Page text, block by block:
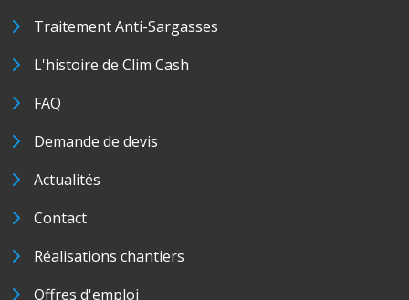
Traitement Anti-Sargasses
L'histoire de Clim Cash
FAQ
Demande de devis
Actualités
Contact
Réalisations chantiers
Offres d'emploi